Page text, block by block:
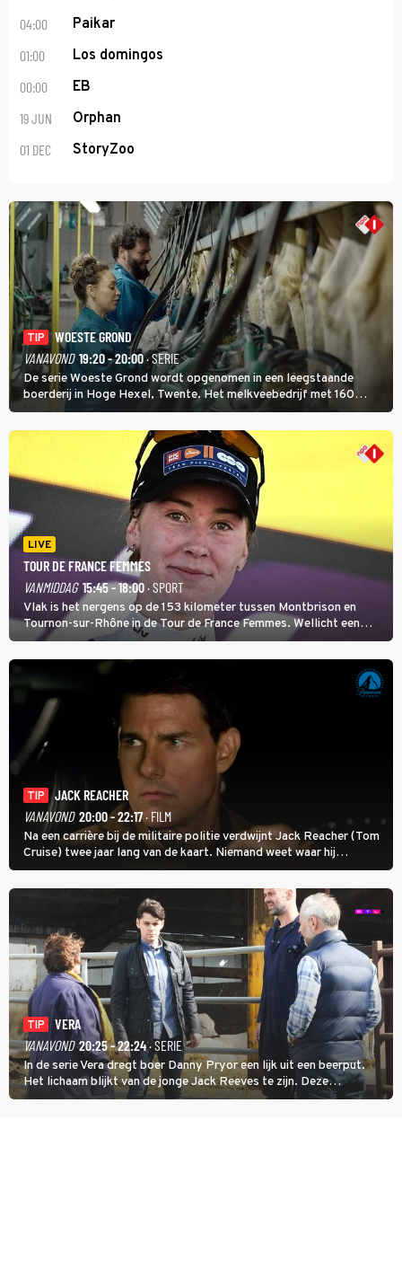
04:00 Paikar
01:00 Los domingos
00:00 EB
19 JUN Orphan
01 DEC StoryZoo
TIP
WOESTE GROND
VANAVOND 19:20 - 20:00· SERIE
De serie Woeste Grond wordt opgenomen in een leegstaande
boerderij in Hoge Hexel, Twente. Het melkveebedrijf met 160
koeien moest sluiten, omdat het dicht bij een Natura 2000-gebied
ligt. In de serie heerst er een gevaarlijke veeziekte.
LIVE
TOUR DE FRANCE FEMMES
VANMIDDAG 15:45 - 18:00· SPORT
Vlak is het nergens op de 153 kilometer tussen Montbrison en
Tournon-sur-Rhône in de Tour de France Femmes. Wellicht een
kans voor Nienke Vinke, die vorig jaar de witte trui won.
TIP
JACK REACHER
VANAVOND 20:00 - 22:17· FILM
Na een carrière bij de militaire politie verdwijnt Jack Reacher (Tom
Cruise) twee jaar lang van de kaart. Niemand weet waar hij
uithangt, totdat moordverdachte James Barr naar hem vraagt.
TIP
VERA
VANAVOND 20:25 - 22:24· SERIE
In de serie Vera dregt boer Danny Pryor een lijk uit een beerput.
Het lichaam blijkt van de jonge Jack Reeves te zijn. Deze
homoseksuele woonwagenbewoner had gebroken met zijn familie